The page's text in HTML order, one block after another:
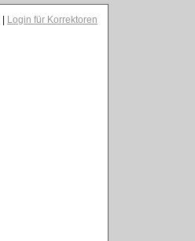
Login für Korrektoren